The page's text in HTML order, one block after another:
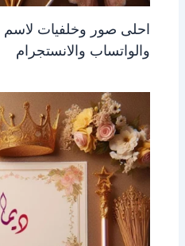
احلى صور وخلفيات
والواتساب والانستجرام